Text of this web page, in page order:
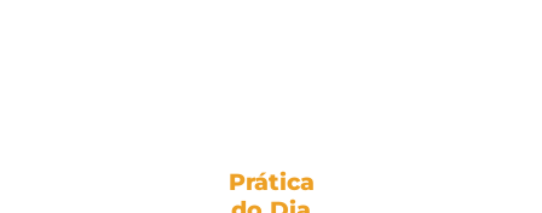
Prática